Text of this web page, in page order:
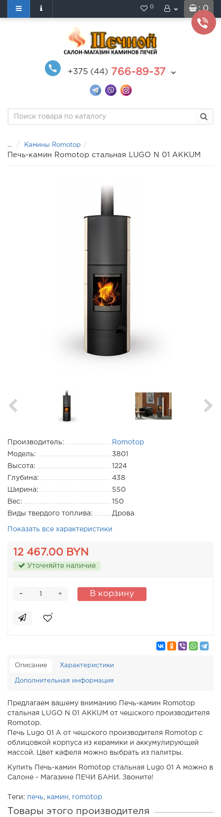
: 0
0
+375 (44) 766-89-37
... Камины Romotop
Печь-камин Romotop стальная LUGO N 01 AKKUM
Производитель:
Romotop
Модель:
3801
Высота:
1224
Глубина:
438
Ширина:
550
Вес:
150
Виды твердого топлива:
Дрова
Показать все характеристики
12 467.00 BYN
Уточняйте наличие
+
- В корзину
Описание Характеристики
Дополнительная информация
Предлагаем вашему вниманию Печь-камин Romotop
стальная LUGO N 01 AKKUM от чешского производителя
Romotop.
Печь Lugo 01 A от чешского производителя Romotop с
облицовкой корпуса из керамики и аккумулирующей
массой. Цвет кафеля можно выбрать из палитры.
Купить Печь-камин Romotop стальная Lugo 01 A можно в
Салоне - Магазине ПЕЧИ БАНИ. Звоните!
Теги: печь камин romotop
Товары этого производителя